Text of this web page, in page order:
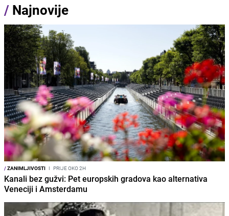
/ Najnovije
/ZANIMLJIVOSTI I PRIJE OKO 2H
Kanali bez gužvi: Pet europskih gradova kao alternativa
Veneciji i Amsterdamu